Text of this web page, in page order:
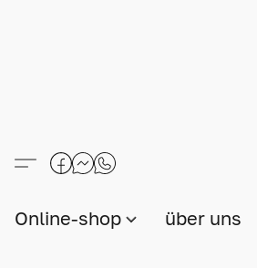
Online-shop über uns